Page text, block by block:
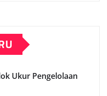
Ukur Pengelolaan